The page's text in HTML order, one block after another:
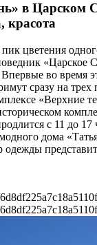
в Царском
красота
цветения
«Царское
во время
сразу на трех
«Верхние
с 11 до 17
дома
одежды